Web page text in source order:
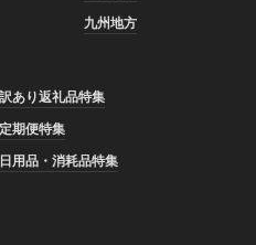
九州地方
訳あり返礼品特集
定期便特集
日用品・消耗品特集